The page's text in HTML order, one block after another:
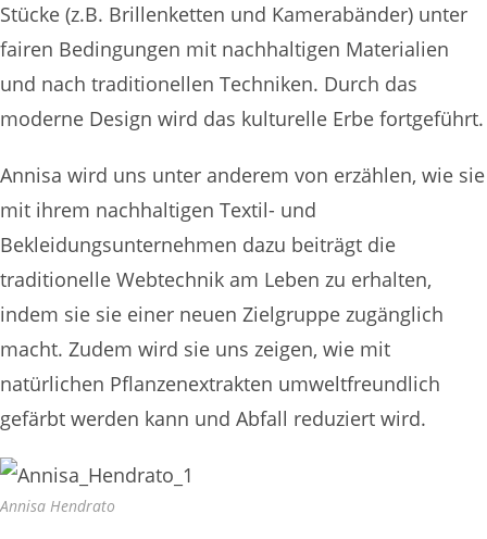
Stücke (z.B. Brillenketten und Kamerabänder) unter
fairen Bedingungen mit nachhaltigen Materialien
und nach traditionellen Techniken. Durch das
moderne Design wird das kulturelle Erbe fortgeführt.
Annisa wird uns unter anderem von erzählen, wie sie
mit ihrem nachhaltigen Textil- und
Bekleidungsunternehmen dazu beiträgt die
traditionelle Webtechnik am Leben zu erhalten,
indem sie sie einer neuen Zielgruppe zugänglich
macht. Zudem wird sie uns zeigen, wie mit
natürlichen Pflanzenextrakten umweltfreundlich
gefärbt werden kann und Abfall reduziert wird.
Annisa Hendrato